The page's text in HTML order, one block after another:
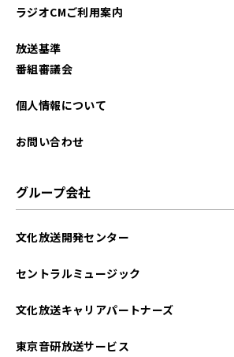
ラジオCMご利用案内
放送基準
番組審議会
個人情報について
お問い合わせ
グループ会社
文化放送開発センター
セントラルミュージック
文化放送キャリアパートナーズ
東京音研放送サービス